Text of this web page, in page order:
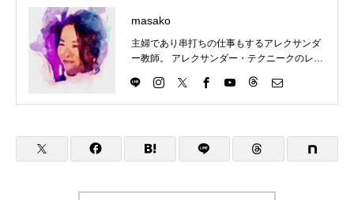
masako
主婦であり串打ちの仕事もするアレクサンダ
ー教師。 アレクサンダー・テクニークのレッ
く、伝えていきます。 アレクサンダー・テク
ニークの理解につながるものはなんでもチャ
ム（基礎）、をやっていますが、やりたいこ
とが増えてきてます。合唱は高校のときから
最近です。これはハーモニカに似ています